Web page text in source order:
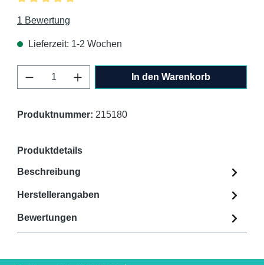
Durchschnittliche Bewertung von 5 von 5 Sternen
1 Bewertung
Lieferzeit: 1-2 Wochen
Produkt Anzahl: Gib den gewünschten
In den Warenkorb
Produktnummer: 215180
Produktdetails
Beschreibung
Herstellerangaben
Bewertungen